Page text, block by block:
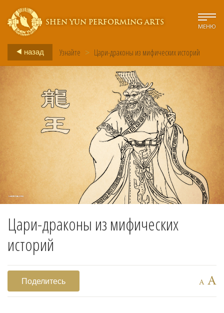
SHEN YUN PERFORMING ARTS МЕНЮ
назад Узнайте > Цари-драконы из мифических историй
Цари-драконы из мифических
историй
Поделитесь A A